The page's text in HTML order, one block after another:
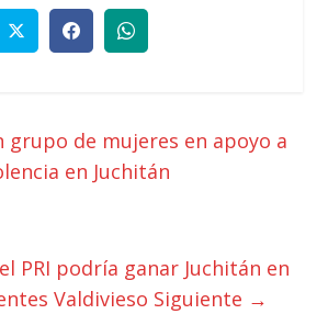
grupo de mujeres en apoyo a
en Juchitán
PRI podría ganar Juchitán en
Valdivieso Siguiente →